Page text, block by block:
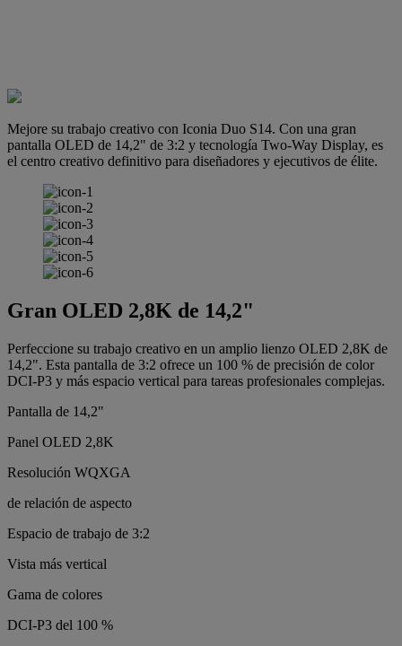
Mejore su trabajo creativo con Iconia Duo S14. Con una gran
pantalla OLED de 14,2" de 3:2 y tecnología Two-Way Display, es
el centro creativo definitivo para diseñadores y ejecutivos de élite.
Gran OLED 2,8K de 14,2"
Perfeccione su trabajo creativo en un amplio lienzo OLED 2,8K de
14,2". Esta pantalla de 3:2 ofrece un 100 % de precisión de color
DCI-P3 y más espacio vertical para tareas profesionales complejas.
Pantalla de 14,2"
Panel OLED 2,8K
Resolución WQXGA
de relación de aspecto
Espacio de trabajo de 3:2
Vista más vertical
Gama de colores
DCI-P3 del 100 %